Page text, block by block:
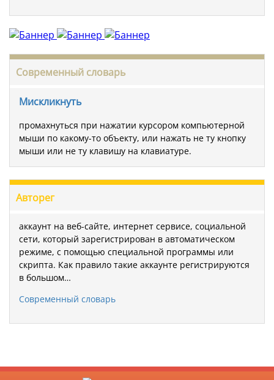
Современный словарь
Мискликнуть
промахнуться при нажатии курсором компьютерной
мыши по какому-то объекту, или нажать не ту кнопку
мыши или не ту клавишу на клавиатуре.
Авторег
аккаунт на веб-сайте, интернет сервисе, социальной
сети, который зарегистрирован в автоматическом
режиме, с помощью специальной программы или
скрипта. Как правило такие аккаунте регистрируются
в большом…
Современный словарь